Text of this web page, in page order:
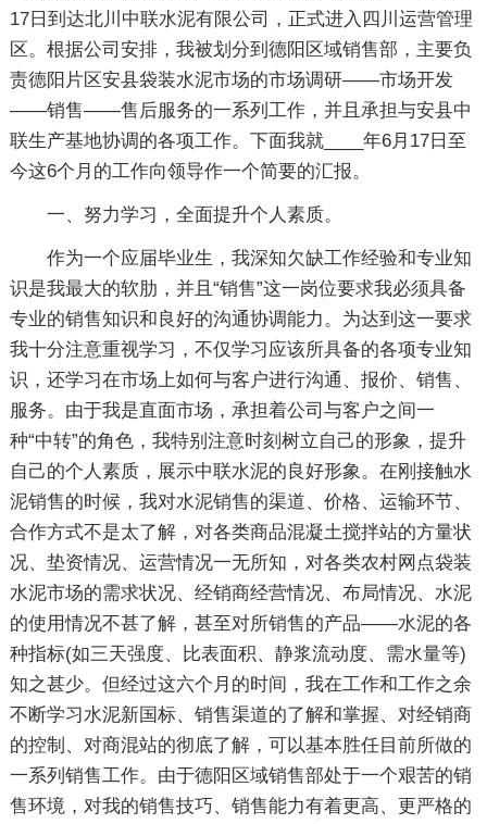
17日到达北川中联水泥有限公司，正式进入四川运营管理
区。根据公司安排，我被划分到德阳区域销售部，主要负
责德阳片区安县袋装水泥市场的市场调研——市场开发
——销售——售后服务的一系列工作，并且承担与安县中
联生产基地协调的各项工作。下面我就____年6月17日至
今这6个月的工作向领导作一个简要的汇报。
一、努力学习，全面提升个人素质。
作为一个应届毕业生，我深知欠缺工作经验和专业知
识是我最大的软肋，并且“销售”这一岗位要求我必须具备
专业的销售知识和良好的沟通协调能力。为达到这一要求
我十分注意重视学习，不仅学习应该所具备的各项专业知
识，还学习在市场上如何与客户进行沟通、报价、销售、
服务。由于我是直面市场，承担着公司与客户之间一
种“中转”的角色，我特别注意时刻树立自己的形象，提升
自己的个人素质，展示中联水泥的良好形象。在刚接触水
泥销售的时候，我对水泥销售的渠道、价格、运输环节、
合作方式不是太了解，对各类商品混凝土搅拌站的方量状
况、垫资情况、运营情况一无所知，对各类农村网点袋装
水泥市场的需求状况、经销商经营情况、布局情况、水泥
的使用情况不甚了解，甚至对所销售的产品——水泥的各
种指标(如三天强度、比表面积、静浆流动度、需水量等)
知之甚少。但经过这六个月的时间，我在工作和工作之余
不断学习水泥新国标、销售渠道的了解和掌握、对经销商
的控制、对商混站的彻底了解，可以基本胜任目前所做的
一系列销售工作。由于德阳区域销售部处于一个艰苦的销
售环境，对我的销售技巧、销售能力有着更高、更严格的